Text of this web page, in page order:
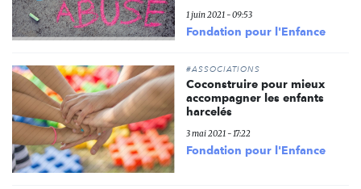
1 juin 2021 - 09:53
Fondation pour l'Enfance
#ASSOCIATIONS
Coconstruire pour mieux
accompagner les enfants
harcelés
3 mai 2021 - 17:22
Fondation pour l'Enfance